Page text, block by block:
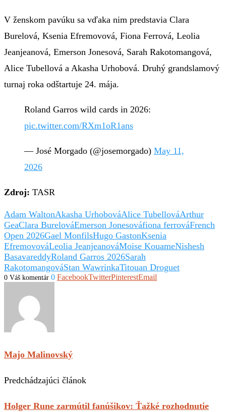
V ženskom pavúku sa vďaka nim predstavia Clara
Burelová, Ksenia Efremovová, Fiona Ferrová, Leolia
Jeanjeanová, Emerson Jonesová, Sarah Rakotomangová,
Alice Tubellová a Akasha Urhobová. Druhý grandslamový
turnaj roka odštartuje 24. mája.
Roland Garros wild cards in 2026:
pic.twitter.com/RXm1oR1ans
— José Morgado (@josemorgado) May 11,
2026
Zdroj: TASR
Adam WaltonAkasha UrhobováAlice TubellováArthur
GeaClara BurelováEmerson Jonesováfiona ferrováFrench
Open 2026Gael MonfilsHugo GastonKsenia
EfremovováLeolia JeanjeanováMoise KouameNishesh
BasavareddyRoland Garros 2026Sarah
RakotomangováStan WawrinkaTitouan Droguet
0 Váš komentár 0 FacebookTwitterPinterestEmail
Majo Malinovský
Predchádzajúci článok
Holger Rune zarmútil fanúšikov: Ťažké rozhodnutie